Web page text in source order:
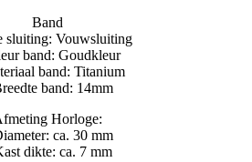
Band
sluiting: Vouwsluiting
band: Goudkleur
band: Titanium
band: 14mm
Horloge:
ca. 30 mm
dikte: ca. 7 mm